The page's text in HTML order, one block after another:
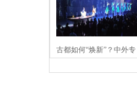
古都如何“焕新”？中外专